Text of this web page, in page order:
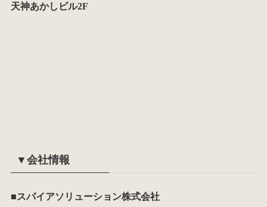
天神あかしビル2F
▼会社情報
■スパイアソリューション株式会社